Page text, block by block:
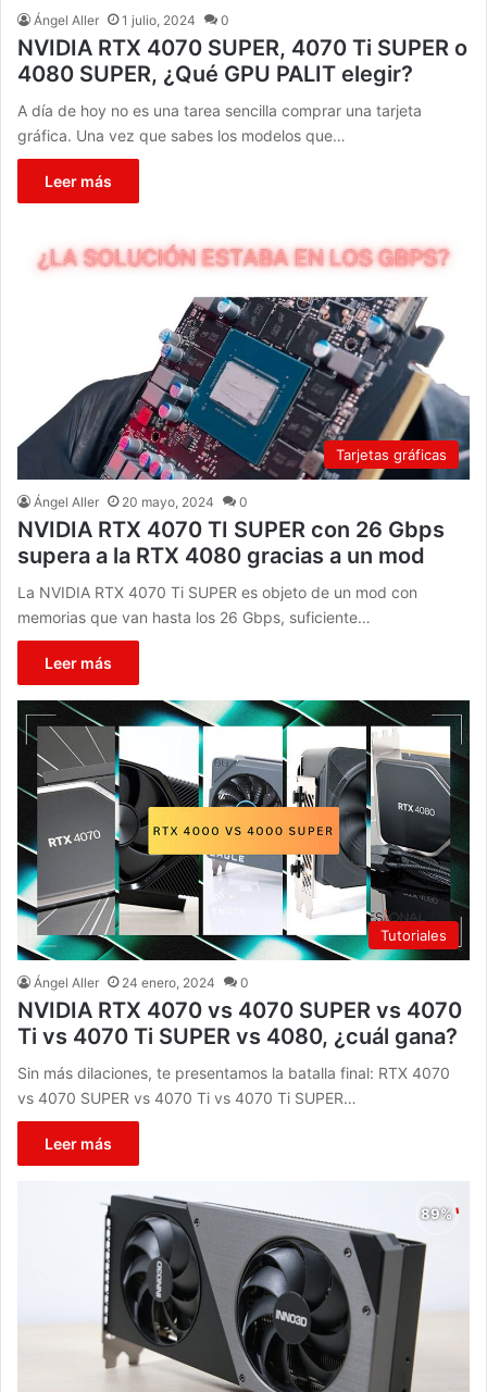
Ángel Aller 1 julio, 2024 0
NVIDIA RTX 4070 SUPER, 4070 Ti SUPER o
4080 SUPER, ¿Qué GPU PALIT elegir?
A día de hoy no es una tarea sencilla comprar una tarjeta
gráfica. Una vez que sabes los modelos que…
Leer más
Tarjetas gráficas
Ángel Aller 20 mayo, 2024 0
NVIDIA RTX 4070 TI SUPER con 26 Gbps
supera a la RTX 4080 gracias a un mod
La NVIDIA RTX 4070 Ti SUPER es objeto de un mod con
memorias que van hasta los 26 Gbps, suficiente…
Leer más
Tutoriales
Ángel Aller 24 enero, 2024 0
NVIDIA RTX 4070 vs 4070 SUPER vs 4070
Ti vs 4070 Ti SUPER vs 4080, ¿cuál gana?
Sin más dilaciones, te presentamos la batalla final: RTX 4070
vs 4070 SUPER vs 4070 Ti vs 4070 Ti SUPER…
Leer más